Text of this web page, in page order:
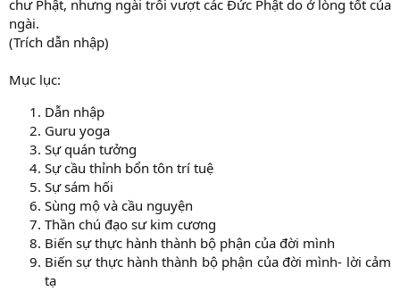
chư Phật, nhưng ngài trổi vượt các Đức Phật do ở lòng tốt của
ngài.
(Trích dẫn nhập)
Mục lục:
Dẫn nhập
Guru yoga
Sự quán tưởng
Sự cầu thỉnh bổn tôn trí tuệ
Sự sám hối
Sùng mộ và cầu nguyện
Thần chú đạo sư kim cương
Biến sự thực hành thành bộ phận của đời mình
Biến sự thực hành thành bộ phận của đời mình- lời cảm
tạ